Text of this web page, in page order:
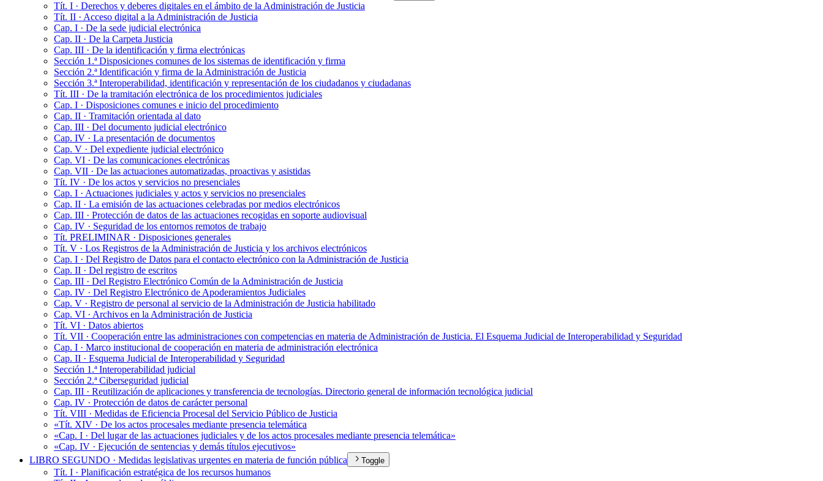
Tít. I · Derechos y deberes digitales en el ámbito de la Administración de Justicia
Tít. II · Acceso digital a la Administración de Justicia
Cap. I · De la sede judicial electrónica
Cap. II · De la Carpeta Justicia
Cap. III · De la identificación y firma electrónicas
Sección 1.ª Disposiciones comunes de los sistemas de identificación y firma
Sección 2.ª Identificación y firma de la Administración de Justicia
Sección 3.ª Interoperabilidad, identificación y representación de los ciudadanos y ciudadanas
Tít. III · De la tramitación electrónica de los procedimientos judiciales
Cap. I · Disposiciones comunes e inicio del procedimiento
Cap. II · Tramitación orientada al dato
Cap. III · Del documento judicial electrónico
Cap. IV · La presentación de documentos
Cap. V · Del expediente judicial electrónico
Cap. VI · De las comunicaciones electrónicas
Cap. VII · De las actuaciones automatizadas, proactivas y asistidas
Tít. IV · De los actos y servicios no presenciales
Cap. I · Actuaciones judiciales y actos y servicios no presenciales
Cap. II · La emisión de las actuaciones celebradas por medios electrónicos
Cap. III · Protección de datos de las actuaciones recogidas en soporte audiovisual
Cap. IV · Seguridad de los entornos remotos de trabajo
Tít. PRELIMINAR · Disposiciones generales
Tít. V · Los Registros de la Administración de Justicia y los archivos electrónicos
Cap. I · Del Registro de Datos para el contacto electrónico con la Administración de Justicia
Cap. II · Del registro de escritos
Cap. III · Del Registro Electrónico Común de la Administración de Justicia
Cap. IV · Del Registro Electrónico de Apoderamientos Judiciales
Cap. V · Registro de personal al servicio de la Administración de Justicia habilitado
Cap. VI · Archivos en la Administración de Justicia
Tít. VI · Datos abiertos
Tít. VII · Cooperación entre las administraciones con competencias en materia de Administración de Justicia. El Esquema Judicial de Interoperabilidad y Seguridad
Cap. I · Marco institucional de cooperación en materia de administración electrónica
Cap. II · Esquema Judicial de Interoperabilidad y Seguridad
Sección 1.ª Interoperabilidad judicial
Sección 2.ª Ciberseguridad judicial
Cap. III · Reutilización de aplicaciones y transferencia de tecnologías. Directorio general de información tecnológica judicial
Cap. IV · Protección de datos de carácter personal
Tít. VIII · Medidas de Eficiencia Procesal del Servicio Público de Justicia
«Tít. XIV · De los actos procesales mediante presencia telemática
«Cap. I · Del lugar de las actuaciones judiciales y de los actos procesales mediante presencia telemática»
«Cap. IV · Ejecución de sentencias y demás títulos ejecutivos»
LIBRO SEGUNDO · Medidas legislativas urgentes en materia de función pública
Toggle
Tít. I · Planificación estratégica de los recursos humanos